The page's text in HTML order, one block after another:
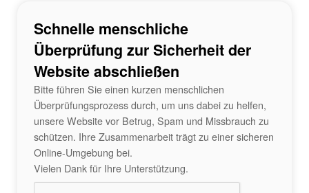
Schnelle menschliche
Überprüfung zur Sicherheit der
Website abschließen
Bitte führen Sie einen kurzen menschlichen
Überprüfungsprozess durch, um uns dabei zu helfen,
unsere Website vor Betrug, Spam und Missbrauch zu
schützen. Ihre Zusammenarbeit trägt zu einer sicheren
Online-Umgebung bei.
Vielen Dank für Ihre Unterstützung.